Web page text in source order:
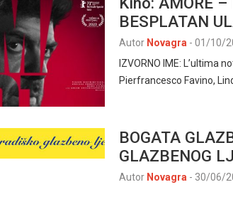
BESPLATAN
Autor Novagra - 01/10/
IZVORNO IME: L’ultima
Pierfrancesco Favino,
BOGATA
GLAZBENOG
Autor Novagra - 30/06/